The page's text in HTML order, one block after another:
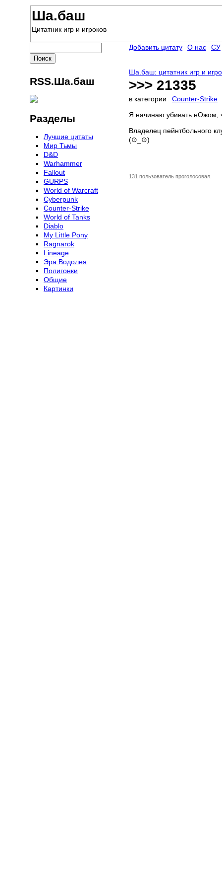
Ша.баш
Цитатник игр и игроков
Ша.баш: цитатник игр и
>>> 21335
в категории
Counter-Strike
Я начинаю убивать нОжом,
Владелец пейнтбольного
(⊙_⊙)
131 пользователь проголосовал.
Добавить цитату О нас СУ
RSS.Ша.баш
Разделы
Лучшие цитаты
Мир Тьмы
D&D
Warhammer
Fallout
GURPS
World of Warcraft
Сyberpunk
Counter-Strike
World of Tanks
Diablo
My Little Pony
Ragnarok
Lineage
Эра Водолея
Полигонки
Общие
Картинки